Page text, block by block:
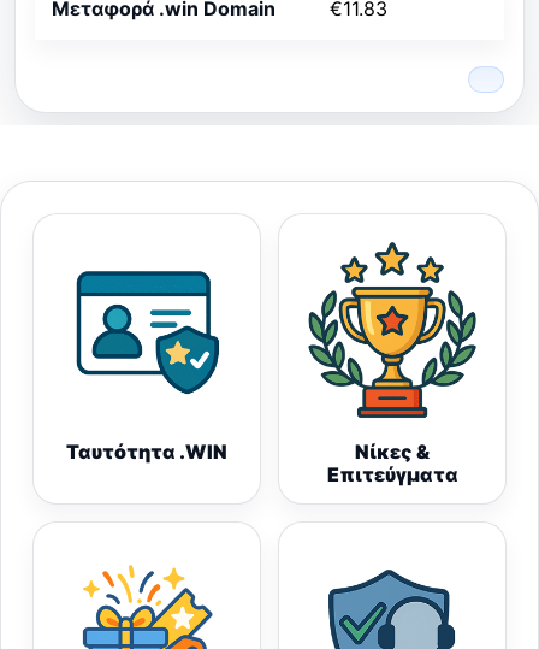
Μεταφορά .win Domain €11.83
Ταυτότητα .WIN
Νίκες &
Επιτεύγματα